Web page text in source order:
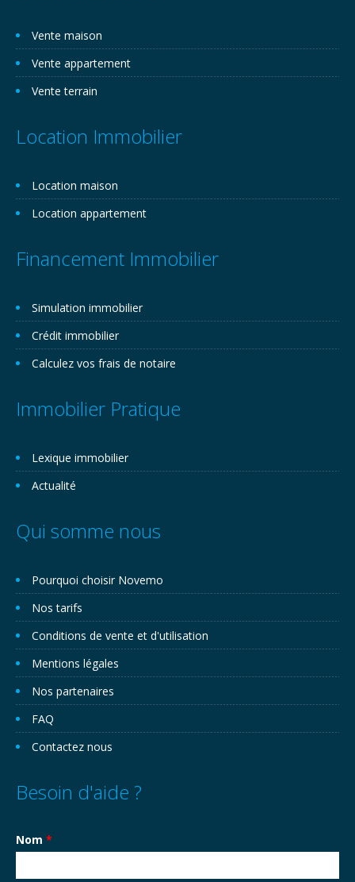
Vente maison
Vente appartement
Vente terrain
Location Immobilier
Location maison
Location appartement
Financement Immobilier
Simulation immobilier
Crédit immobilier
Calculez vos frais de notaire
Immobilier Pratique
Lexique immobilier
Actualité
Qui somme nous
Pourquoi choisir Novemo
Nos tarifs
Conditions de vente et d'utilisation
Mentions légales
Nos partenaires
FAQ
Contactez nous
Besoin d'aide ?
Nom *